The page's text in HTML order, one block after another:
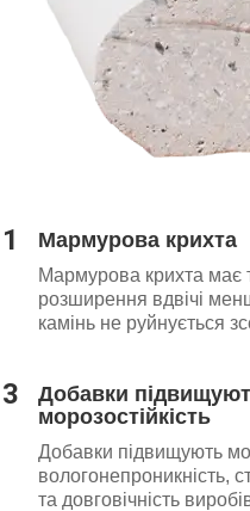
1 Мармурова крихта
Мармурова крихта має
розширення вдвічі
камінь не руйнується
3
Добавки
морозостійкість
Добавки підвищують
вологонепроникність,
та довговічність